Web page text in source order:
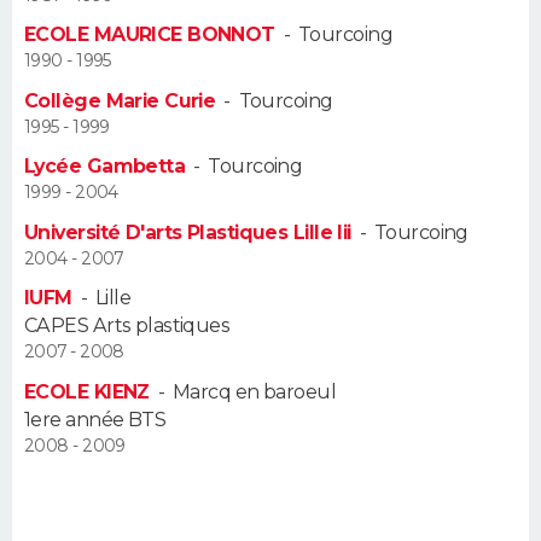
Alimentation
Guide de la santé
Maladies
Médicaments
Sommeil
VOYAGE
Destinations
City break
Voyage nature
Voyage de noces
Forum
Climat
+
PHOTO
GUIDES D'ACHAT
BONS PLANS
Carte de Noël
Carte Bonne année
Carte Saint-Valentin
Carte Pâques
Carte d'anniversaire
DICTIONNAIRE
Dictionnaire
Biographies
Citations
Expressions
Proverbes
PROGRAMME TV
COPAINS D'AVANT
ECOLE MAURICE BONNOT - Tourcoing
1990 - 1995
Collège Marie Curie - Tourcoing
1995 - 1999
Lycée Gambetta - Tourcoing
1999 - 2004
Université D'arts Plastiques Lille Iii- Tourcoing
2004 - 2007
IUFM - Lille
CAPES Arts plastiques
2007 - 2008
ECOLE KIENZ - Marcq en baroeul
1ere année BTS
2008 - 2009